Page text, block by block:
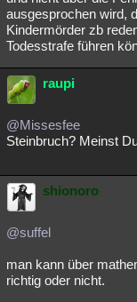
ausgesprochen wird,
Kindermörder zb
Todesstrafe führen
raupi
@Missesfee
Steinbruch? Meinst
shionoro
@suffel
man kann über
richtig oder nicht.